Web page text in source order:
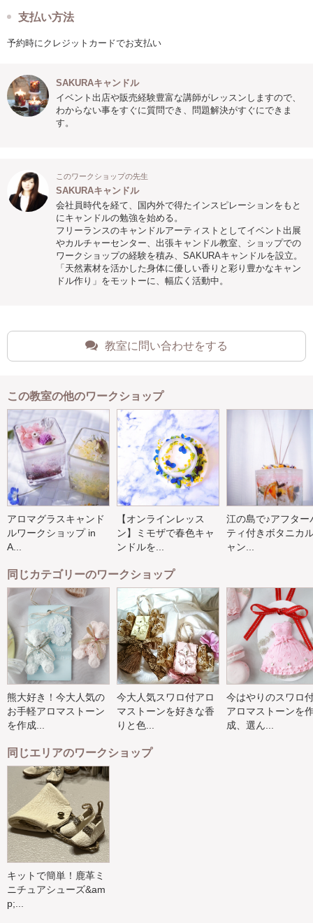
支払い方法
予約時にクレジットカードでお支払い
SAKURAキャンドル
イベント出店や販売経験豊富な講師がレッスンしますので、
わからない事をすぐに質問でき、問題解決がすぐにできま
す。
このワークショップの先生
SAKURAキャンドル
会社員時代を経て、国内外で得たインスピレーションをもと
にキャンドルの勉強を始める。
フリーランスのキャンドルアーティストとしてイベント出展
やカルチャーセンター、出張キャンドル教室、ショップでの
ワークショップの経験を積み、SAKURAキャンドルを設立。
「天然素材を活かした身体に優しい香りと彩り豊かなキャン
ドル作り」をモットーに、幅広く活動中。
教室に問い合わせをする
この教室の他のワークショップ
アロマグラスキャンド
ルワークショップ in
A...
【オンラインレッス
ン】ミモザで春色キャ
ンドルを...
江の島で♪アフター
ティ付きボタニカ
ャン...
同じカテゴリーのワークショップ
熊大好き！今大人気の
お手軽アロマストーン
を作成...
今大人気スワロ付アロ
マストーンを好きな香
りと色...
今はやりのスワロ
アロマストーンを
成、選ん...
同じエリアのワークショップ
キットで簡単！鹿革ミ
ニチュアシューズ&am
p;...